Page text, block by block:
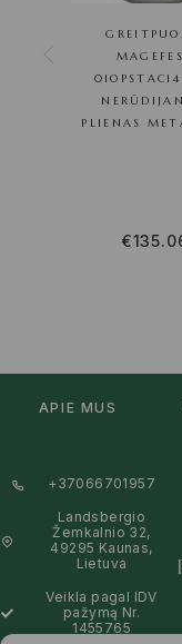
PLIENAS
€
APIE MUS
+37066701957
Landsbergio
Žemkalnio 32,
49295 Kaunas,
Lietuva
Veikla pagal IDV
pažymą Nr.
1455765